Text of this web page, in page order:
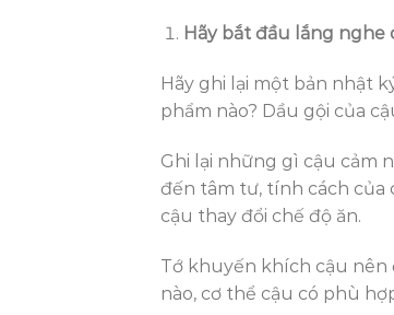
Hãy bắt đầu lắng nghe
Hãy ghi lại một bản nhật
phẩm nào? Dầu gội của
Ghi lại những gì cậu cảm
đến tâm tư, tính cách của
cậu thay đổi chế độ ăn.
Tớ khuyến khích cậu nên
nào, cơ thể cậu có phù